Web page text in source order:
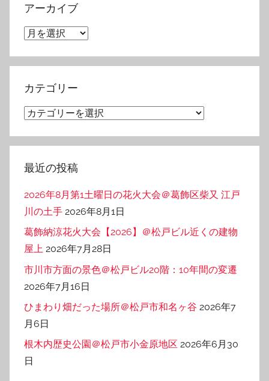
アーカイブ
ア
カ
イ
カテゴリー
カ
ゴ
リ
最近の投稿
2026年8月第1土曜日の花火大会＠葛飾区柴又 江戸
川の土手 2026年8月1日
葛飾納涼花火大会【2026】＠松戸ビル近くの建物
屋上 2026年7月28日
市川市方面の景色＠松戸ビル20階：10年間の変遷
2026年7月16日
ひまわり畑だった場所＠松戸市和名ヶ谷 2026年7
月6日
根木内歴史公園＠松戸市小金原地区 2026年6月30
日